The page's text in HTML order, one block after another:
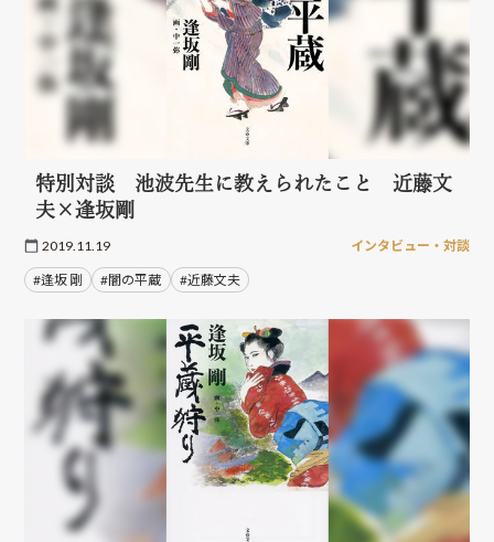
特別対談 池波先生に教えられたこと 近藤文
夫×逢坂剛
2019.11.19 インタビュー・対談
#逢坂 剛 #闇の平蔵 #近藤文夫